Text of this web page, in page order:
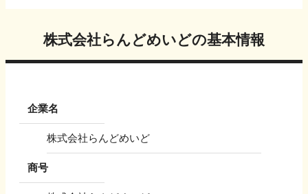
株式会社らんどめいどの基本情報
企業名
株式会社らんどめいど
商号